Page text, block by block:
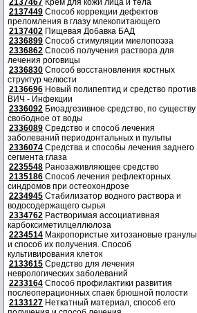
2137467 Крем для кожи лица и тела
2137449 Способ коррекции дефектов
преломления в глазу млекопитающего
2137402 Пищевая Добавка БАД
2336899 Способ стимуляции миелопоэза
2336862 Способ получения раствора для
лечения роговицы
2336830 Способ восстановления костных
структур челюсти
2136696 Новый полипептид и средство против
ВИЧ - Инфекции
2336092 Биоадгезивное средство, по существу
свободное от воды
2336089 Средство и способ лечения
заболеваний периодонтальных и пульпы
2336074 Средства и способы лечения заднего
сегмента глаза
2235548 Ранозаживляющее средство
2135186 Способ лечения рефлекторных
синдромов при остеохондрозе
2234945 Стабилизатор водного раствора и
водосодержащего сырья
2334762 Растворимая ассоциативная
карбоксиметилцеллюлоза
2234514 Макропористые хитозановые гранулы
и способ их получения. Способ
культивирования клеток
2133615 Средство для лечения
неврологических заболеваний
2233164 Способ профилактики развития
послеоперационных спаек брюшной полости
2133127 Неткатный материал, способ его